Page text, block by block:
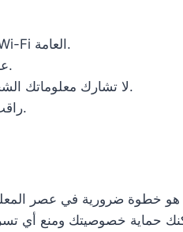
تجنب استخدام شبكات Wi-Fi العامة.
استخدم VPN عند الحاجة.
لا تشارك معلوماتك الشخصية دون حاجة حقيقية.
راقب نشاط حسابك بانتظام.
هو خطوة ضرورية في عصر
حماية خصوصيتك ومنع أي